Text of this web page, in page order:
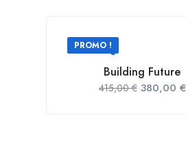
PROMO !
Building Future
415,00€ 380,00 €